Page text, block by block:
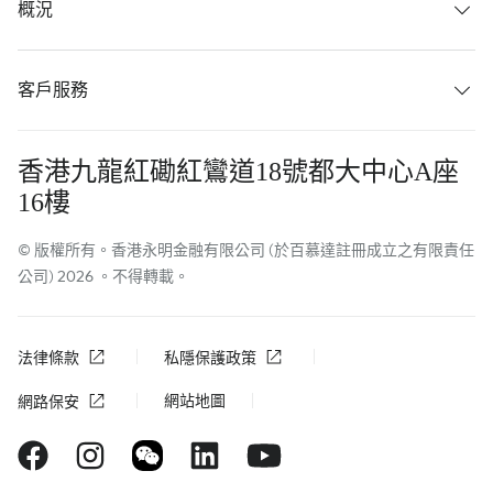
概況
客戶服務
香港九龍紅磡紅鸞道18號都大中心A座
16樓
© 版權所有。香港永明金融有限公司 (於百慕達註冊成立之有限責任
公司) 2026 。不得轉載。
法律條款 私隱保護政策
網路保安 網站地圖